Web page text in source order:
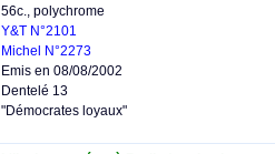
56c., polychrome
Y&T N°2101
Michel N°2273
Emis en 08/08/2002
Dentelé 13
"Démocrates loyaux"